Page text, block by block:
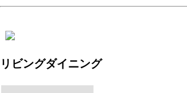
リビングダイニング